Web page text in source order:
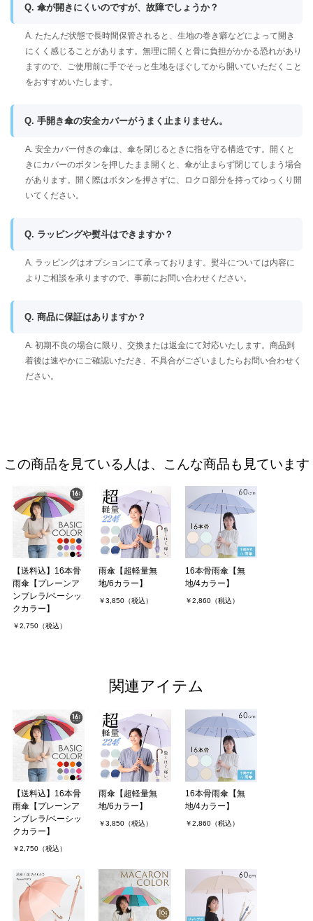
Q. 傘が開きにくいのですが、故障でしょうか？
A. たたんだ状態で長時間保管されると、生地の巻き癖などによって開き
にくく感じることがあります。無理に開くと骨に負担がかかる恐れがあり
ますので、ご使用前に手でそっと生地をほぐしてから開いていただくこと
をおすすめいたします。
Q. 手開き傘の安全カバーがうまく止まりません。
A. 安全カバー付きの傘は、傘を閉じるときに指を守る構造です。開くと
きにカバーのボタンを押したまま開くと、傘が止まらず閉じてしまう場合
があります。開く際はボタンを押さずに、ロクロ部分を持ってゆっくり開
いてください。
Q. ラッピングや熨斗はできますか？
A. ラッピングはオプションにて承っております。熨斗については内容に
よりご相談を承りますので、事前にお問い合わせください。
Q. 商品に保証はありますか？
A. 初期不良の場合に限り、交換または返金にて対応いたします。商品到
着後は速やかにご確認いただき、不具合がございましたらお問い合わせく
ださい。
この商品を見ている人は、こんな商品も見ています
【送料込】16本骨
雨傘【プレーンア
ンブレラ/ベーシッ
クカラー】
￥2,750（税込）
雨傘【超軽量無
地/6カラー】
￥3,850（税込）
16本骨雨傘【無
地/4カラー】
￥2,860（税込）
関連アイテム
【送料込】16本骨
雨傘【プレーンア
ンブレラ/ベーシッ
クカラー】
￥2,750（税込）
雨傘【超軽量無
地/6カラー】
￥3,850（税込）
16本骨雨傘【無
地/4カラー】
￥2,860（税込）